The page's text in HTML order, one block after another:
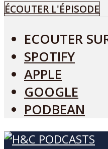
ÉCOUTER L'ÉPISODE
ECOUTER
SPOTIFY
APPLE
GOOGLE
PODBEAN